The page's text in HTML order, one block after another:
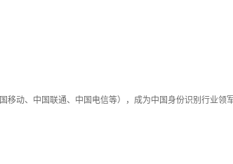
动、中国联通、中国电信等），成为中国身份识别行业领军